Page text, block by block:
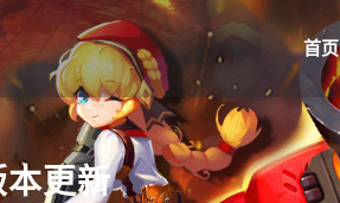
首页
更新